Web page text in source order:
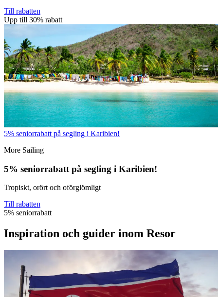
Till rabatten
Upp till 30% rabatt
5% seniorrabatt på segling i Karibien!
More Sailing
5% seniorrabatt på segling i Karibien!
Tropiskt, orört och oförglömligt
Till rabatten
5% seniorrabatt
Inspiration och guider inom Resor